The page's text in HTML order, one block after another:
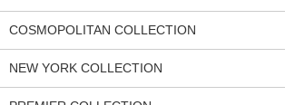
COSMOPOLITAN COLLECTION
NEW YORK COLLECTION